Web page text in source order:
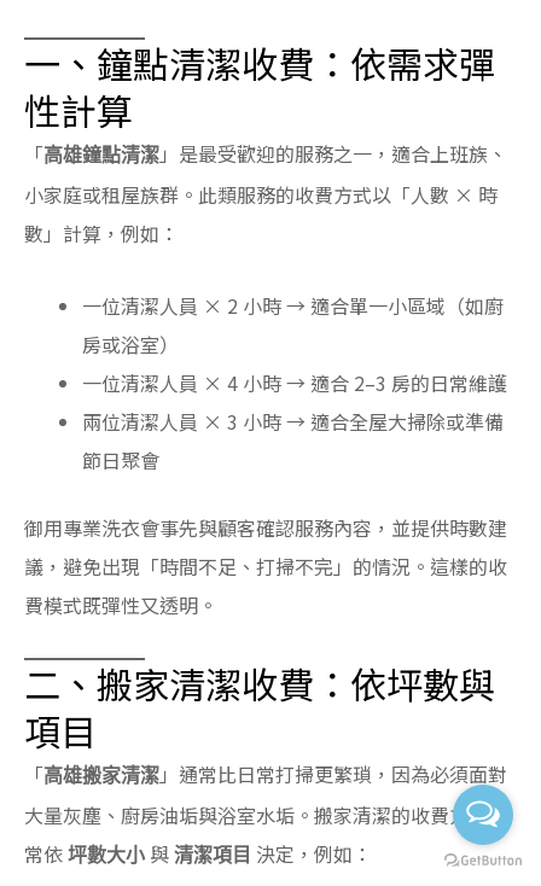
一、鐘點清潔收費：依需求彈
性計算
「高雄鐘點清潔 」是最受歡迎的服務之一，適合上班族、
小家庭或租屋族群。此類服務的收費方式以「人數 × 時
數」計算，例如：
一位清潔人員 × 2 小時 → 適合單一小區域（如廚
房或浴室）
一位清潔人員 × 4 小時 → 適合 2–3 房的日常維護
兩位清潔人員 × 3 小時 → 適合全屋大掃除或準備
節日聚會
御用專業洗衣會事先與顧客確認服務內容，並提供時數建
議，避免出現「時間不足、打掃不完」的情況。這樣的收
費模式既彈性又透明。
二、搬家清潔收費：依坪數與
項目
「高雄搬家清潔 」通常比日常打掃更繁瑣，因為必須面對
大量灰塵、廚房油垢與浴室水垢。搬家清潔的收費方式通
常依 坪數大小與 清潔項目 決定，例如：